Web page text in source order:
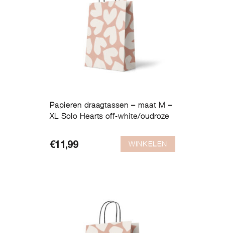
Papieren draagtassen – maat M –
XL Solo Hearts off-white/oudroze
€11,99 WINKELEN